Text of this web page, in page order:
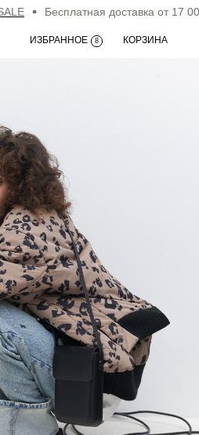
Бесплатная доставка от 17 000 ₽
КОРЗИНА
ALINA
fw'24
look